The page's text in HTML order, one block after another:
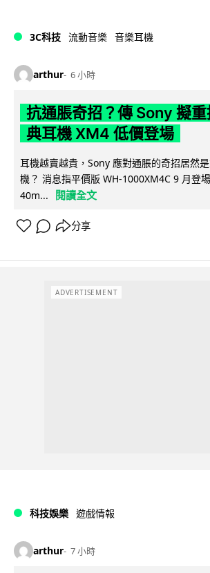
3C科技 流動音樂 音樂耳機
arthur 6 小時
抗通脹奇招？傳 Sony 擬
典耳機 XM4 低價登場
耳機越賣越貴，Sony 應對通脹的奇招居然
機？ 消息指平價版 WH-1000XM4C 9 月登
40m...
閱讀全文
分享
ADVERTISEMENT
科技娛樂 遊戲情報
arthur 7 小時